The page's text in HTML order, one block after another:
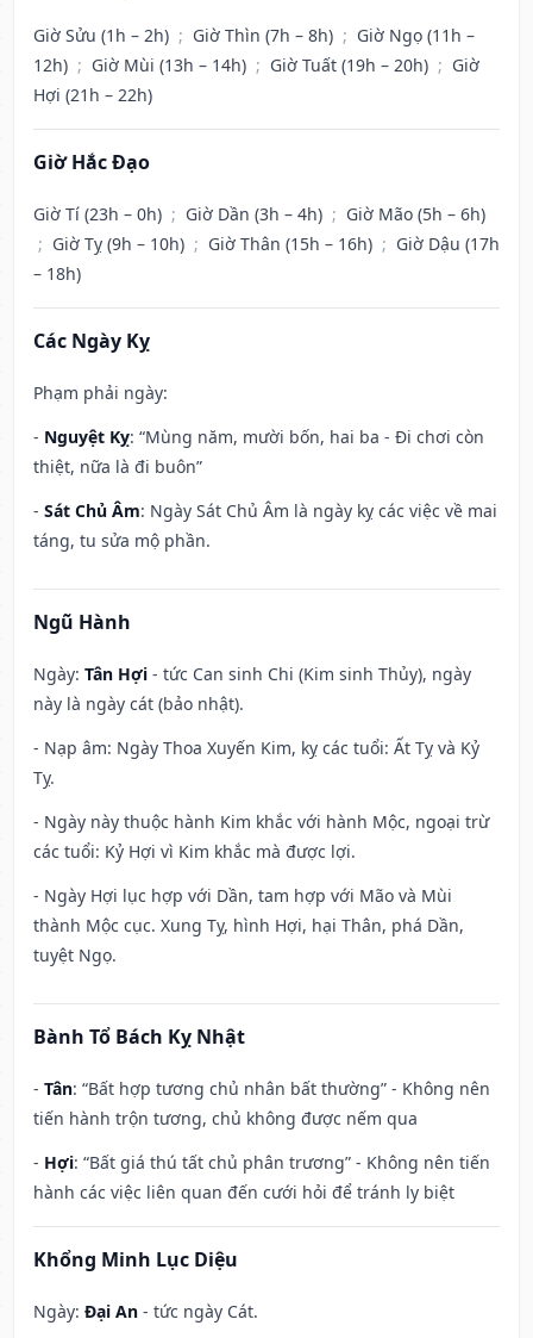
Giờ Sửu (1h – 2h) ; Giờ Thìn (7h – 8h) ; Giờ Ngọ (11h –
12h) ; Giờ Mùi (13h – 14h) ; Giờ Tuất (19h – 20h) ; Giờ
Hợi (21h – 22h)
Giờ Hắc Đạo
Giờ Tí (23h – 0h) ; Giờ Dần (3h – 4h) ; Giờ Mão (5h – 6h)
; Giờ Tỵ (9h – 10h) ; Giờ Thân (15h – 16h) ; Giờ Dậu (17h
– 18h)
Các Ngày Kỵ
Phạm phải ngày:
- Nguyệt Kỵ: “Mùng năm, mười bốn, hai ba - Đi chơi còn
thiệt, nữa là đi buôn”
- Sát Chủ Âm: Ngày Sát Chủ Âm là ngày kỵ các việc về mai
táng, tu sửa mộ phần.
Ngũ Hành
Ngày: Tân Hợi - tức Can sinh Chi (Kim sinh Thủy), ngày
này là ngày cát (bảo nhật).
- Nạp âm: Ngày Thoa Xuyến Kim, kỵ các tuổi: Ất Tỵ và Kỷ
Tỵ.
- Ngày này thuộc hành Kim khắc với hành Mộc, ngoại trừ
các tuổi: Kỷ Hợi vì Kim khắc mà được lợi.
- Ngày Hợi lục hợp với Dần, tam hợp với Mão và Mùi
thành Mộc cục. Xung Tỵ, hình Hợi, hại Thân, phá Dần,
tuyệt Ngọ.
Bành Tổ Bách Kỵ Nhật
- Tân: “Bất hợp tương chủ nhân bất thường” - Không nên
tiến hành trộn tương, chủ không được nếm qua
- Hợi: “Bất giá thú tất chủ phân trương” - Không nên tiến
hành các việc liên quan đến cưới hỏi để tránh ly biệt
Khổng Minh Lục Diệu
Ngày: Đại An - tức ngày Cát.